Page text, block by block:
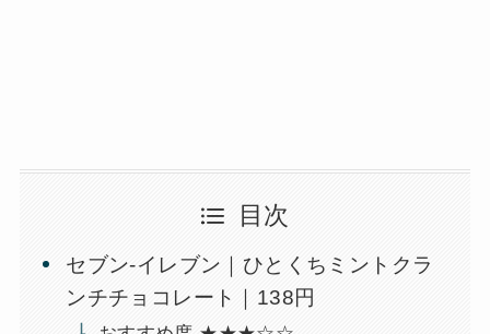
目次
セブン-イレブン｜ひとくちミントクラ
ンチチョコレート｜138円